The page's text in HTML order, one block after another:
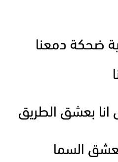
ضحكة دمعنا
بعشق الطريق
السما